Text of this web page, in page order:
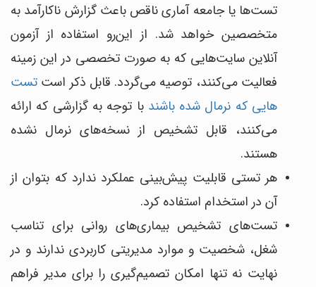
تست‌ها یا جامعه آماری ناقص باعث گزارش ناکارآمد به
متخصصین خواهد شد. از این‌رو استفاده از آزمون
آنلاین سایت‌هایی که به صورت تخصصی در این زمینه
فعالیت می‌کنند، توصیه می‌گردد. قابل ذکر است تست
هایی که نرمال شده باشند با توجه به گزارشی که ارائه
می‌کنند، قابل تشخیص از نسخه‌های نرمال نشده
هستند.
هر تستی قابلیت پیش‌بینی عملکرد ندارد که بتوان از
آن در استخدام استفاده کرد.
تست‌های تشخیص بیماری‌های روانی برای تناسب
شغل، شخصیت و موارد مدیریتی کاربردی ندارند و در
نهایت نه تنها امکان تصمیم‌گیری را برای مدیر فراهم